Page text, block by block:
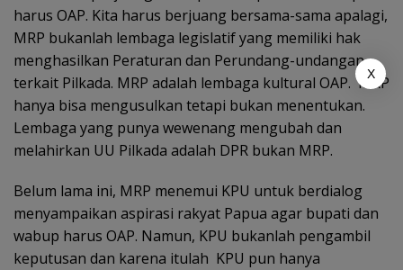
harus OAP. Kita harus berjuang bersama-sama apalagi,
MRP bukanlah lembaga legislatif yang memiliki hak
menghasilkan Peraturan dan Perundang-undangan
terkait Pilkada. MRP adalah lembaga kultural OAP. MRP
hanya bisa mengusulkan tetapi bukan menentukan.
Lembaga yang punya wewenang mengubah dan
melahirkan UU Pilkada adalah DPR bukan MRP.
Belum lama ini, MRP menemui KPU untuk berdialog
menyampaikan aspirasi rakyat Papua agar bupati dan
wabup harus OAP. Namun, KPU bukanlah pengambil
keputusan dan karena itulah KPU pun hanya
X